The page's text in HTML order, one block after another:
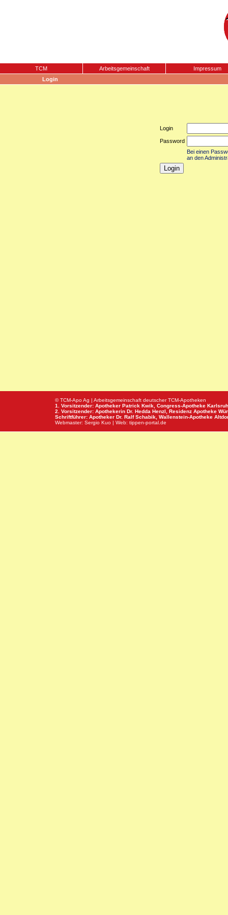
TCM Arbeitsgemeinschaft
Impressum
Login
Login
Password
Bei einen
an den
© TCM-Apo Ag | Arbeitsgemeinschaft deutscher TCM-Apotheken
1. Vorsitzender: Apotheker Patrick Kwik, Congress-Apotheke
2. Vorsitzender: Apothekerin Dr. Hedda Henzl, Residenz Apotheke
Schriftführer: Apotheker Dr. Ralf Schabik, Wallenstein-Apotheke
Webmaster: Sergio Kuo | Web: tippen-portal.de